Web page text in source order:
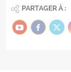
PARTAGER À :